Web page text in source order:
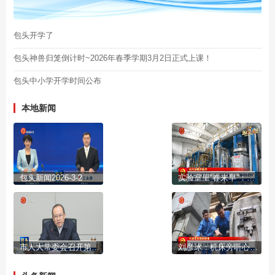
包头开学了
包头神兽归笼倒计时~2026年春季学期3月2日正式上课！
包头中小学开学时间公布
本地新闻
包头新闻2026-3-2 实验室里“春来早”：给“高端装备”穿上“新材料铠甲”
市人大常委会召开第144次主任会议 刘彦冰：机床旁听心声 为高技能人才谋实利